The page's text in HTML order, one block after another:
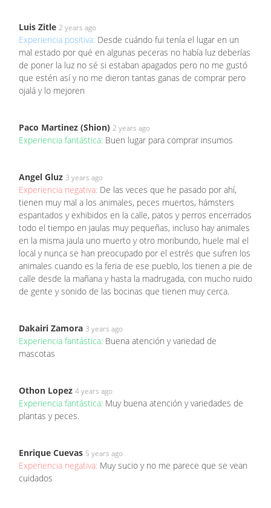
Luis Zitle 2 years ago
Experiencia positiva: Desde cuándo fui tenía el lugar en un
mal estado por qué en algunas peceras no había luz deberías
de poner la luz no sé si estaban apagados pero no me gustó
que estén así y no me dieron tantas ganas de comprar pero
ojalá y lo mejoren
Paco Martinez (Shion) 2 years ago
Experiencia fantástica: Buen lugar para comprar insumos
Angel Gluz 3 years ago
Experiencia negativa: De las veces que he pasado por ahí,
tienen muy mal a los animales, peces muertos, hámsters
espantados y exhibidos en la calle, patos y perros encerrados
todo el tiempo en jaulas muy pequeñas, incluso hay animales
en la misma jaula uno muerto y otro moribundo, huele mal el
local y nunca se han preocupado por el estrés que sufren los
animales cuando es la feria de ese pueblo, los tienen a pie de
calle desde la mañana y hasta la madrugada, con mucho ruido
de gente y sonido de las bocinas que tienen muy cerca.
Dakairi Zamora 3 years ago
Experiencia fantástica: Buena atención y variedad de
mascotas
Othon Lopez 4 years ago
Experiencia fantástica: Muy buena atención y variedades de
plantas y peces.
Enrique Cuevas 5 years ago
Experiencia negativa: Muy sucio y no me parece que se vean
cuidados